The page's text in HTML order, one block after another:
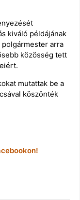
kiváló példájának
arra
közösség tett
mutattak be a
köszönték